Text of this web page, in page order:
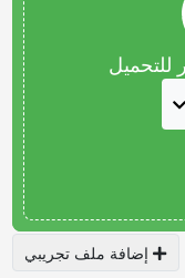
إضافة ملف تجريبي